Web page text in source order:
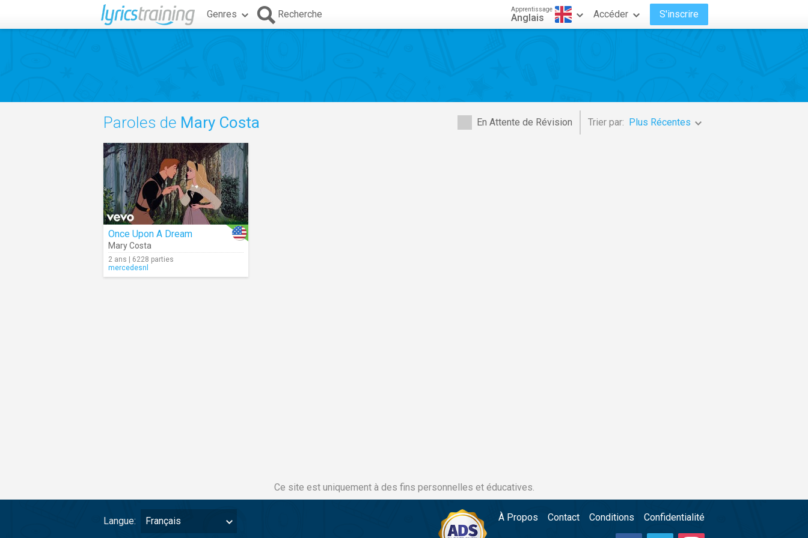
Genres Recherche Apprentissage
Anglais Accéder S'inscrire
En Attente de Révision Trier par: Plus Récentes
Paroles de Mary Costa
Once Upon A Dream
Mary Costa
2 ans | 6228 parties
mercedesnl
Ce site est uniquement à des fins personnelles et éducatives.
Langue: Français À Propos Contact Conditions Confidentialité